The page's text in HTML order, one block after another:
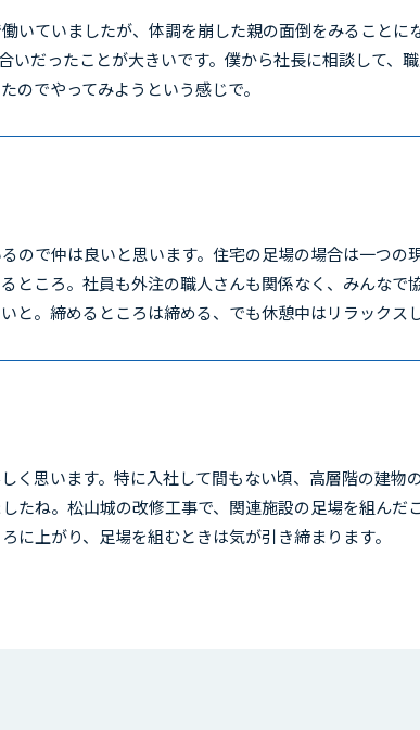
ていましたが、体調を崩した親の面倒をみること
だったことが大きいです。僕から社長に相談して、
でやってみようという感じで。
で仲は良いと思います。住宅の足場の場合は一つの
ころ。社員も外注の職人さんも関係なく、みんなで
。締めるところは締める、でも休憩中はリラックス
思います。特に入社して間もない頃、高層階の建
ね。松山城の改修工事で、関連施設の足場を組んだ
上がり、足場を組むときは気が引き締まります。